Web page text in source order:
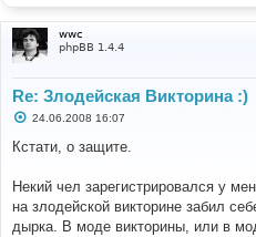
wwc
phpBB 1.4.4
Re: Злодейская Викторина :)
С
о
б
е
н
и
е
24.06.2008 16:07
Кстати, о защите.
Некий чел зарегистрировался у
на злодейской викторине забил
дырка. В моде викторины, или в